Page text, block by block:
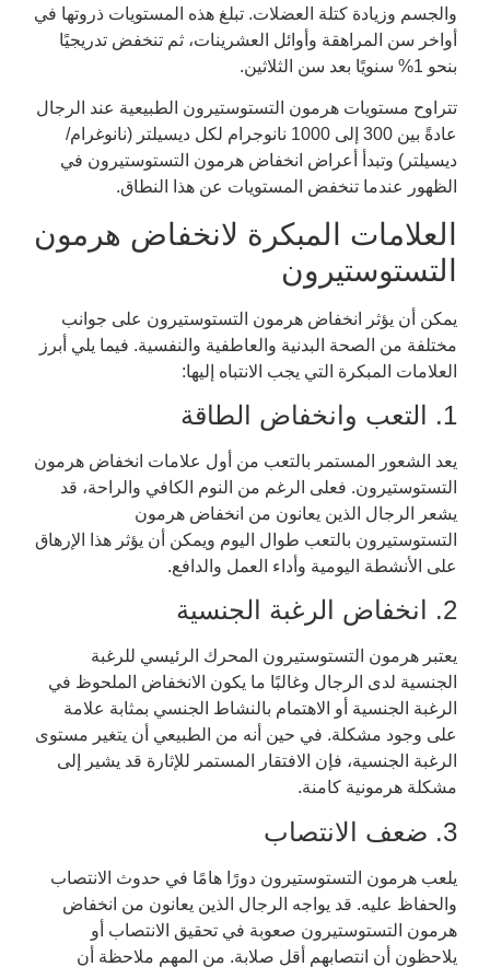
والجسم وزيادة كتلة العضلات. تبلغ هذه المستويات ذروتها في
أواخر سن المراهقة وأوائل العشرينات، ثم تنخفض تدريجيًا
بنحو 1% سنويًا بعد سن الثلاثين.
تتراوح مستويات هرمون التستوستيرون الطبيعية عند الرجال
عادةً بين 300 إلى 1000 نانوجرام لكل ديسيلتر (نانوغرام/
ديسيلتر) وتبدأ أعراض انخفاض هرمون التستوستيرون في
الظهور عندما تنخفض المستويات عن هذا النطاق.
العلامات المبكرة لانخفاض هرمون
التستوستيرون
يمكن أن يؤثر انخفاض هرمون التستوستيرون على جوانب
مختلفة من الصحة البدنية والعاطفية والنفسية. فيما يلي أبرز
العلامات المبكرة التي يجب الانتباه إليها:
1. التعب وانخفاض الطاقة
يعد الشعور المستمر بالتعب من أول علامات انخفاض هرمون
التستوستيرون. فعلى الرغم من النوم الكافي والراحة، قد
يشعر الرجال الذين يعانون من انخفاض هرمون
التستوستيرون بالتعب طوال اليوم ويمكن أن يؤثر هذا الإرهاق
على الأنشطة اليومية وأداء العمل والدافع.
2. انخفاض الرغبة الجنسية
يعتبر هرمون التستوستيرون المحرك الرئيسي للرغبة
الجنسية لدى الرجال وغالبًا ما يكون الانخفاض الملحوظ في
الرغبة الجنسية أو الاهتمام بالنشاط الجنسي بمثابة علامة
على وجود مشكلة. في حين أنه من الطبيعي أن يتغير مستوى
الرغبة الجنسية، فإن الافتقار المستمر للإثارة قد يشير إلى
مشكلة هرمونية كامنة.
3. ضعف الانتصاب
يلعب هرمون التستوستيرون دورًا هامًا في حدوث الانتصاب
والحفاظ عليه. قد يواجه الرجال الذين يعانون من انخفاض
هرمون التستوستيرون صعوبة في تحقيق الانتصاب أو
يلاحظون أن انتصابهم أقل صلابة. من المهم ملاحظة أن